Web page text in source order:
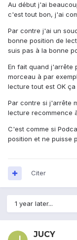
Au début j'ai
c'est tout bon, j'ai
Par contre j'ai un
bonne position de
suis pas à la bonne
En fait quand j'arrête
morceau à par
lecture tout est OK
Par contre si j'arrête
lecture recommence
C'est comme si
position et ne puisse
Citer
1 year later...
JUCY